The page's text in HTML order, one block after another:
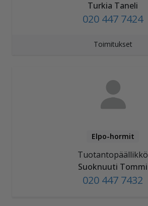
Turkia Taneli
020 447 7424
Toimitukset
Elpo-hormit
Tuotantopäällikkö
Suoknuuti Tommi
020 447 7432